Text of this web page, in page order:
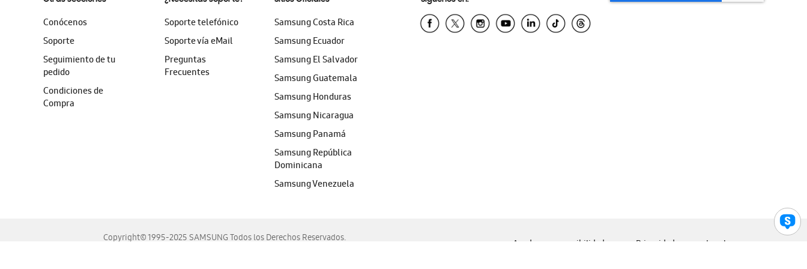
Conócenos
Soporte
Seguimiento de tu
pedido
Condiciones de
Compra
Soporte telefónico
Soporte vía eMail
Preguntas
Frecuentes
Samsung Costa Rica
Samsung Ecuador
Samsung El Salvador
Samsung Guatemala
Samsung Honduras
Samsung Nicaragua
Samsung Panamá
Samsung República
Dominicana
Samsung Venezuela
Copyright© 1995-2025 SAMSUNG Todos los Derechos Reservados.
Ayuda para accesibilidad Privacidad Legal